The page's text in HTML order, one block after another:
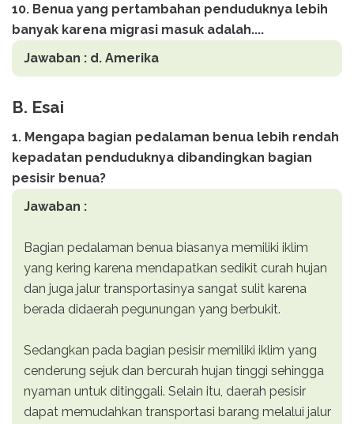
10. Benua yang pertambahan penduduknya lebih
banyak karena migrasi masuk adalah....
Jawaban : d. Amerika
B. Esai
1. Mengapa bagian pedalaman benua lebih rendah
kepadatan penduduknya dibandingkan bagian
pesisir benua?
Jawaban :
Bagian pedalaman benua biasanya memiliki iklim
yang kering karena mendapatkan sedikit curah hujan
dan juga jalur transportasinya sangat sulit karena
berada didaerah pegunungan yang berbukit.
Sedangkan pada bagian pesisir memiliki iklim yang
cenderung sejuk dan bercurah hujan tinggi sehingga
nyaman untuk ditinggali. Selain itu, daerah pesisir
dapat memudahkan transportasi barang melalui jalur